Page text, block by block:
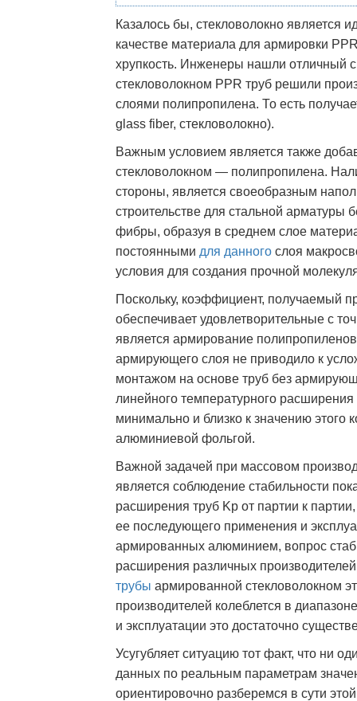
Казалось бы, стекловолокно является
качестве материала для армировки
хрупкость. Инженеры нашли отличный
стекловолокном PPR труб решили
слоями полипропилена. То есть
glass fiber, стекловолокно).
Важным условием является также
стекловолокном — полипропилена.
стороны, является своеобразным
строительстве для стальной арматуры
фибры, образуя в среднем слое
постоянными для данного слоя
условия для создания прочной
Поскольку, коэффициент, получаемый
обеспечивает удовлетворительные с
является армирование
армирующего слоя не приводило к
монтажом на основе труб без
линейного температурного
минимально и близко к значению
алюминиевой фольгой.
Важной задачей при массовом
является соблюдение стабильности
расширения труб Kp от партии к
ее последующего применения и
армированных алюминием, вопрос
расширения различных
трубы армированной стекловолокном
производителей колеблется в
и эксплуатации это достаточно
Усугубляет ситуацию тот факт, что ни
данных по реальным параметрам
ориентировочно разберемся в сути